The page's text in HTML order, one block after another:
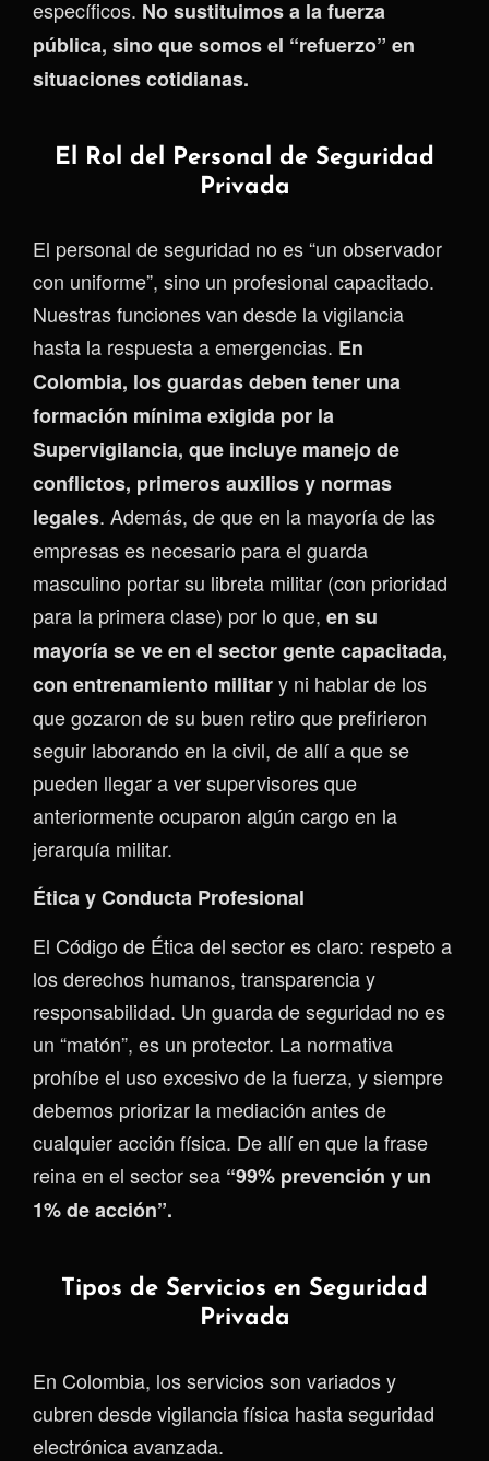
específicos. No sustituimos a la fuerza
pública, sino que somos el “refuerzo” en
situaciones cotidianas.
El Rol del Personal de Seguridad
Privada
El personal de seguridad no es “un observador
con uniforme”, sino un profesional capacitado.
Nuestras funciones van desde la vigilancia
hasta la respuesta a emergencias. En
Colombia, los guardas deben tener una
formación mínima exigida por la
Supervigilancia, que incluye manejo de
conflictos, primeros auxilios y normas
legales. Además, de que en la mayoría de las
empresas es necesario para el guarda
masculino portar su libreta militar (con prioridad
para la primera clase) por lo que, en su
mayoría se ve en el sector gente capacitada,
con entrenamiento military ni hablar de los
que gozaron de su buen retiro que prefirieron
seguir laborando en la civil, de allí a que se
pueden llegar a ver supervisores que
anteriormente ocuparon algún cargo en la
jerarquía militar.
Ética y Conducta Profesional
El Código de Ética del sector es claro: respeto a
los derechos humanos, transparencia y
responsabilidad. Un guarda de seguridad no es
un “matón”, es un protector. La normativa
prohíbe el uso excesivo de la fuerza, y siempre
debemos priorizar la mediación antes de
cualquier acción física. De allí en que la frase
reina en el sector sea “99% prevención y un
1% de acción”.
Tipos de Servicios en Seguridad
Privada
En Colombia, los servicios son variados y
cubren desde vigilancia física hasta seguridad
electrónica avanzada.